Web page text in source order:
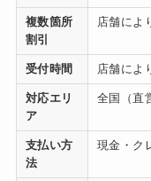
複数箇所
割引
店舗によ
受付時間 店舗によ
対応エリ
ア
全国（直
支払い方
法
現金・ク